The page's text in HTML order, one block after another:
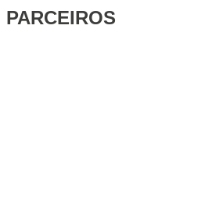
PARCEIROS